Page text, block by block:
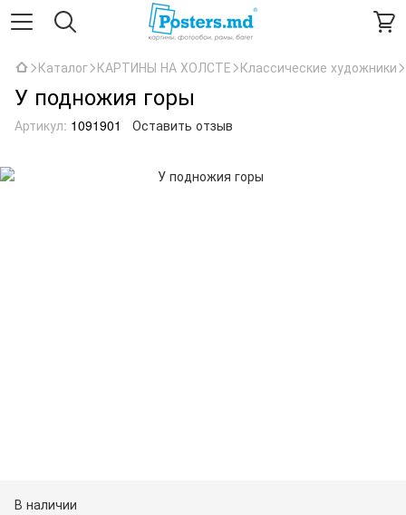
Каталог КАРТИНЫ НА ХОЛСТЕ Классические художники
У подножия горы
Артикул: 1091901 Оставить отзыв
В наличии